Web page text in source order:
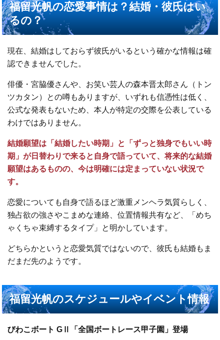
福留光帆の恋愛事情は？結婚・彼氏はい
るの？
現在、結婚はしておらず彼氏がいるという確かな情報は確
認できませんでした。
俳優・宮脇優さんや、お笑い芸人の森本晋太郎さん（トン
ツカタン）との噂もありますが、いずれも信憑性は低く、
公式な発表もないため、本人が特定の交際を公表している
わけではありません。
結婚願望は 「結婚したい時期」と「ずっと独身でもいい時
期」が日替わりで来ると自身で語っていて、将来的な結婚
願望はあるものの、今は明確には定まっていない状況で
す。
恋愛についても自身で語るほど激重メンヘラ気質らしく、
独占欲の強さやこまめな連絡、位置情報共有など、「めち
ゃくちゃ束縛するタイプ」と明かしています。
どちらかというと恋愛気質ではないので、彼氏も結婚もま
だまだ先のようです。
福留光帆のスケジュールやイベント情報
びわこボート GⅡ「全国ボートレース甲子園」登場